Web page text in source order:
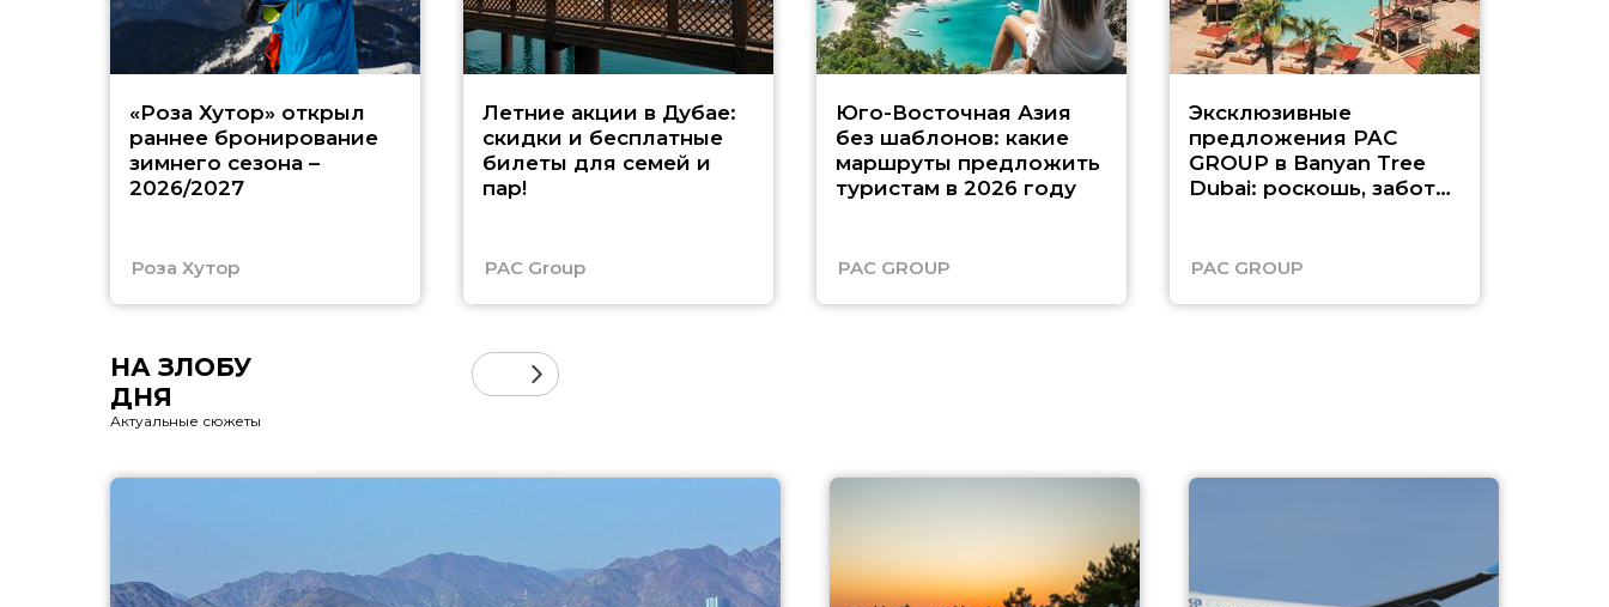
«Роза Хутор» открыл
раннее бронирование
зимнего сезона –
2026/2027
Роза Хутор
Летние акции в Дубае:
скидки и бесплатные
билеты для семей и
пар!
PAC Group
Юго-Восточная Азия
без шаблонов: какие
маршруты предложить
туристам в 2026 году
PAC GROUP
Эксклюзивные
предложения PAC
GROUP в Banyan Tree
Dubai: роскошь, забота
PAC GROUP
НА ЗЛОБУ
ДНЯ
Актуальные сюжеты